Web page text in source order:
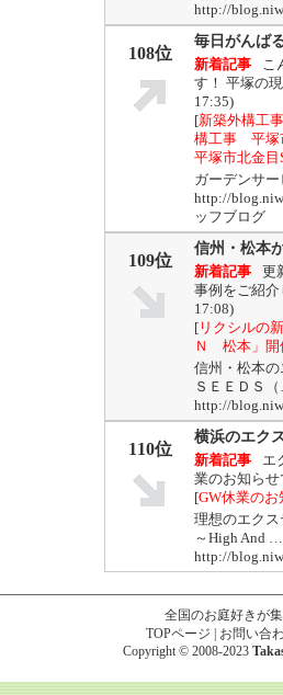
http://
108位
毎日がんば
新着記事
こ
す！ 平塚の
17:35)
[新築外構工
構工事 平塚
平塚市北金
ガーデンサ
http://
ッフブログ
109位
信州・松本
新着記事
更
事例をご紹
17:08)
[ リクシルの
Ｎ 松本」開
信州・松本
ＳＥＥＤＳ
http://
110位
横浜のエク
新着記事
エ
業のお知ら
[GW休業のお
理想のエク
～High And …
http://
全国のお庭好きが
TOPページ
お問い合
Copyright © 2008-2023